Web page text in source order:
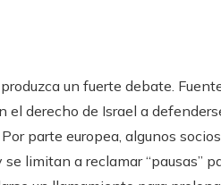
un fuerte debate.
el derecho de Israel a
parte europea, algunos
limitan a reclamar “pausas”